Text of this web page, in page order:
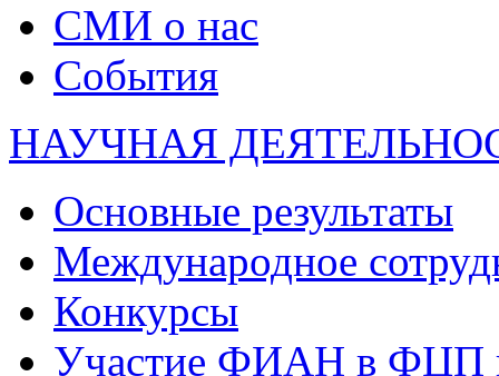
СМИ о нас
События
НАУЧНАЯ
Основные результаты
Международное
Конкурсы
Участие ФИАН в ФЦП